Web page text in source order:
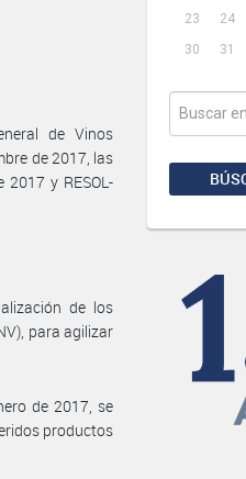
23
24
30
31
de Vinos
de 2017, las
2017 y RESOL-
de los
para agilizar
de 2017, se
productos